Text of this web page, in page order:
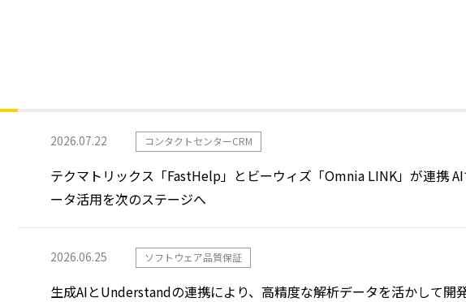
2026.07.22 コンタクトセンターCRM
テクマトリックス「FastHelp」とビーウィズ「Omnia LINK」が連携
ータ活用を次のステージへ
2026.06.25 ソフトウェア品質保証
生成AIとUnderstandの連携により、高精度な解析データを活かして開